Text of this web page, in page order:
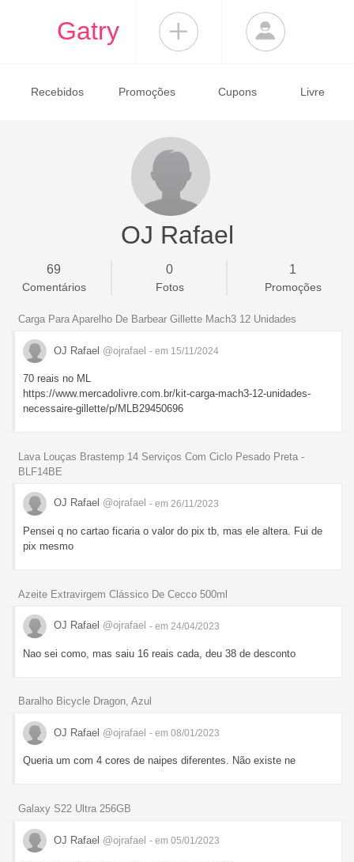
Gatry
Recebidos Promoções Cupons Livre
OJ Rafael
69
Comentários
0
Fotos
1
Promoções
Carga Para Aparelho De Barbear Gillette Mach3 12 Unidades
OJ Rafael @ojrafael - em 15/11/2024
70 reais no ML
https://www.mercadolivre.com.br/kit-carga-mach3-12-unidades-
necessaire-gillette/p/MLB29450696
Lava Louças Brastemp 14 Serviços Com Ciclo Pesado Preta -
BLF14BE
OJ Rafael @ojrafael - em 26/11/2023
Pensei q no cartao ficaria o valor do pix tb, mas ele altera. Fui de
pix mesmo
Azeite Extravirgem Clássico De Cecco 500ml
OJ Rafael @ojrafael - em 24/04/2023
Nao sei como, mas saiu 16 reais cada, deu 38 de desconto
Baralho Bicycle Dragon, Azul
OJ Rafael @ojrafael - em 08/01/2023
Queria um com 4 cores de naipes diferentes. Não existe ne
Galaxy S22 Ultra 256GB
OJ Rafael @ojrafael - em 05/01/2023